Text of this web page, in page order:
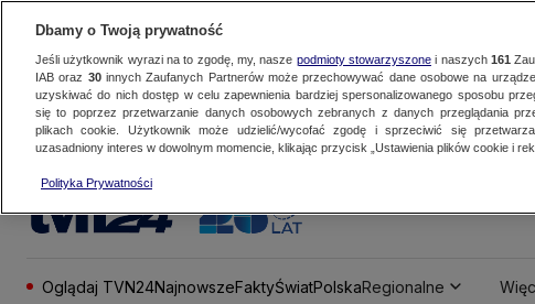
Oglądaj TVN24NajnowszeFaktyŚwiatPolskaRegionalne
Dbamy o Twoją prywatność
Jeśli użytkownik wyrazi na to zgodę, my, nasze podmioty stowarzyszonei naszych 161
IAB oraz 30innych Zaufanych Partnerów może przechowywać dane osobowe na
uzyskiwać do nich dostęp w celu zapewnienia bardziej spersonalizowanego sposobu
się to poprzez przetwarzanie danych osobowych zebranych z danych przeglądania
plikach cookie. Użytkownik może udzielić/wycofać zgodę i sprzeciwić się
uzasadniony interes w dowolnym momencie, klikając przycisk „Ustawienia plików cookie i
Polityka Prywatności